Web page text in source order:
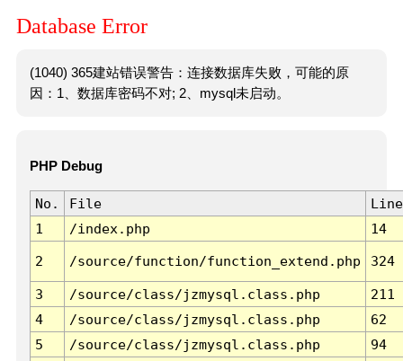
Database Error
(1040) 365建站错误警告：连接数据库失败，可能的原
因：1、数据库密码不对; 2、mysql未启动。
PHP Debug
No. File
Line
1
/index.php 14
2 /source/function/function_extend.php 324
3 /source/class/jzmysql.class.php
211
4
/source/class/jzmysql.class.php
62
5
/source/class/jzmysql.class.php
94